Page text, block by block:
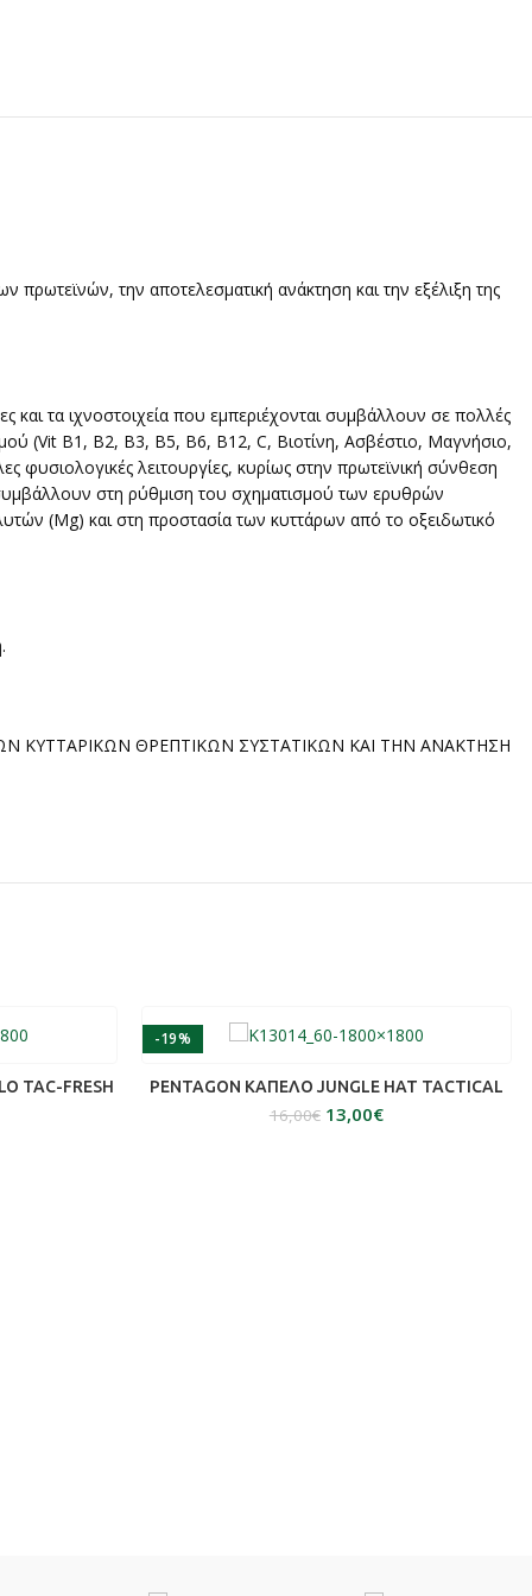
την αποτελεσματική ανάκτηση και την εξέλιξη της
και τα ιχνοστοιχεία που εμπεριέχονται συμβάλλουν σε πολλές
(Vit B1, B2, B3, B5, B6, Β12, C, Βιοτίνη, Ασβέστιο, Μαγνήσιο,
λειτουργίες, κυρίως στην πρωτεϊνική σύνθεση
στη ρύθμιση του σχηματισμού των ερυθρών
(Mg) και στη προστασία των κυττάρων από το οξειδωτικό
ΚΥΤΤΑΡΙΚΩΝ ΘΡΕΠΤΙΚΩΝ ΣΥΣΤΑΤΙΚΩΝ ΚΑΙ ΤΗΝ ΑΝΑΚΤΗΣΗ
TAC-FRESH
-19%
ΕΠΙΛΟΓΉ
PENTAGON ΚΑΠΕΛΟ JUNGLE HAT TACTICAL
16,00€ 13,00€